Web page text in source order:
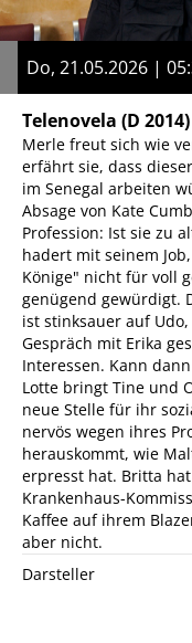
Do, 21.05.2026 |
Telenovela (D 2014)
Merle freut sich wie
erfährt sie, dass
im Senegal arbeiten
Absage von Kate
Profession: Ist sie zu
hadert mit seinem
Könige" nicht für voll
genügend gewürdigt.
ist stinksauer auf
Gespräch mit Erika
Interessen. Kann
Lotte bringt Tine und
neue Stelle für ihr
nervös wegen ihres
herauskommt, wie
erpresst hat. Britta
Krankenhaus-
Kaffee auf ihrem
aber nicht.
Darsteller